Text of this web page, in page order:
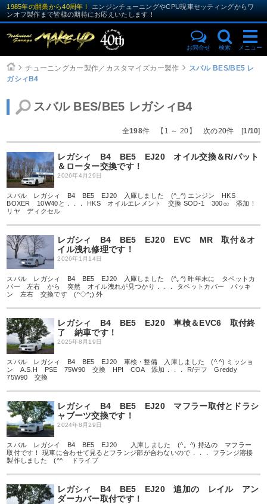
1985年の開業から40周年！
エンジンチューニングやCPU現車セッティングからワ
ンオフ製作まで皆様の期待にお応えいたします！
お問合せ 検索 メニュー
チューニングカー製作／カスタマイズカー製作
スバル BES/BE5 レ
ガシィB4
スバル BES/BE5 レガシィB4
全198件 【1 ～ 20】 次の20件 [1/10]
レガシィ B4 BE5 EJ20 オイル交換＆R/パット
＆ローター交換です！
2026年4月29日
スバル レガシィ B4 BE5 EJ20 入庫しました (^_^) エンジン HKS
BOXER 10W40と．．． HKS オイルエレメント 交換 SOD-1 300㏄ 添加！
リヤ ディクセル
レガシィ B4 BE5 EJ20 EVC MR 取付＆オ
イル洩れ修理です！
2026年1月14日
スバル レガシィ B4 BE5 EJ20 入庫しました (^｡^) 昨年末に タペットカ
バー 左右 から 突然 オイル洩れが見つかり．．． タペットカバー パッキ
ン 左右 交換です (^◇^;) 外
レガシィ B4 BE5 EJ20 車検＆EVC6 取付終
了 納車です！
2025年8月19日
スバル レガシィ B4 BE5 EJ20 車検・整備 入庫しました (^.^) ミッショ
ン A.S.H PSE 75W90 交換 HPI COA 添加．．． R/デフ Greddy
75W90 交換
レガシィ B4 BE5 EJ20 マフラー取付とドラシ
ャブーツ交換です！
2024年8月29日
スバル レガシイ B4 BE5 EJ20 入庫しました (^。^) 持込の マフラー
取付です！ 現車に合わせて見るとフランジ部が合わないので．．． フランジ溶接
製作しました (^^ゞ ドライブ
レガシィ B4 BE5 EJ20 追加の レイル アン
ダーカバー取付です！